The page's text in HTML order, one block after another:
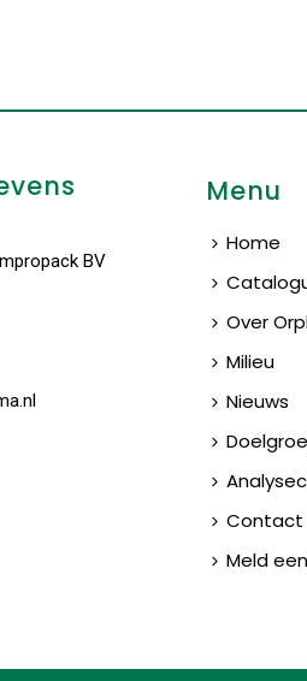
BV
Menu
Home
Over
Milieu
Nieuws
Contact
Meld